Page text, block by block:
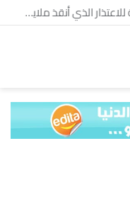
شركة “Scope Developments” تعلن تولي أحمد كمال عيسى منصب الرئيس التنفيذي للقطاع التجاري